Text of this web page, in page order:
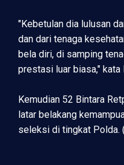
"Kebetulan dia lulusan
dan dari tenaga
bela diri, di samping
prestasi luar biasa,"
Kemudian 52 Bintara
latar belakang
seleksi di tingkat Polda.